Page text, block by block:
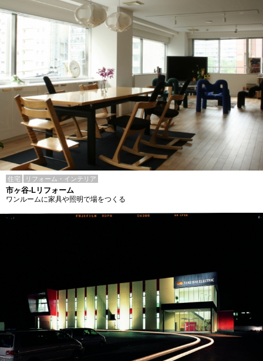
住宅 リフォーム・インテリア
市ヶ谷-Lリフォーム
ワンルームに家具や照明で場をつくる